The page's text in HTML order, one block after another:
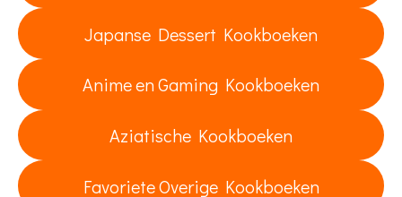
Japanse Dessert Kookboeken
Anime en Gaming Kookboeken
Aziatische Kookboeken
Favoriete Overige Kookboeken